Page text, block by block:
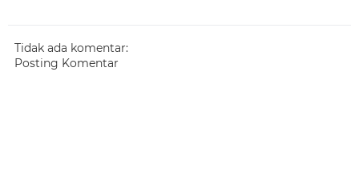
Tidak ada komentar:
Posting Komentar